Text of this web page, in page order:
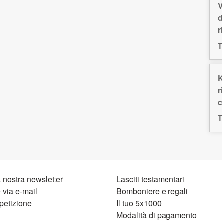
nostra newsletter
via e-mail
Lasciti testamentari
Bomboniere e regali
Il tuo 5x1000
Modalità di pagamento